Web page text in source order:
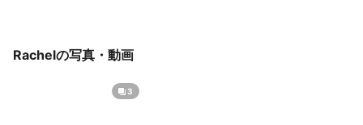
Rachelの写真・動画
3